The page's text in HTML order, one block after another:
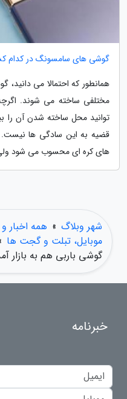
گوشی های سامسونگ در کدام
همانطور که احتمالا می
مختلفی ساخته می شوند.
توانید محل ساخته شدن آن را
قضیه به این سادگی ها
های کره ای محسوب می شود
شهر وبلاگ » همه اخبار
موبایل، تبلت و گجت ها
گوشی باربی هم به بازار
خبرنامه